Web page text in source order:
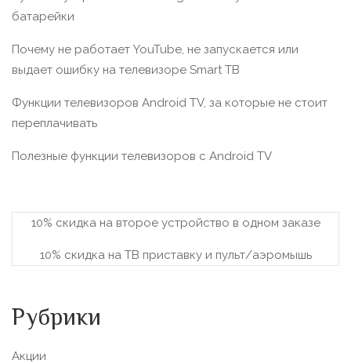
батарейки
Почему не работает YouTube, не запускается или
выдает ошибку на телевизоре Smart TВ
Функции телевизоров Android TV, за которые не стоит
переплачивать
Полезные функции телевизоров c Android TV
10% скидка на второе устройство в одном заказе
10% скидка на ТВ приставку и пульт/аэромышь
Рубрики
Акции